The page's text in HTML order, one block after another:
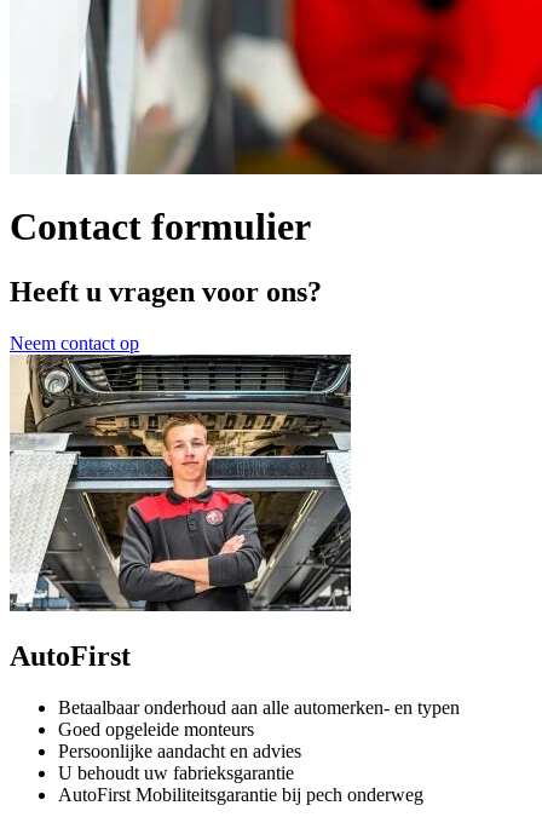
Contact formulier
Heeft u vragen voor ons?
Neem contact op
AutoFirst
Betaalbaar onderhoud aan alle automerken- en typen
Goed opgeleide monteurs
Persoonlijke aandacht en advies
U behoudt uw fabrieksgarantie
AutoFirst Mobiliteitsgarantie bij pech onderweg